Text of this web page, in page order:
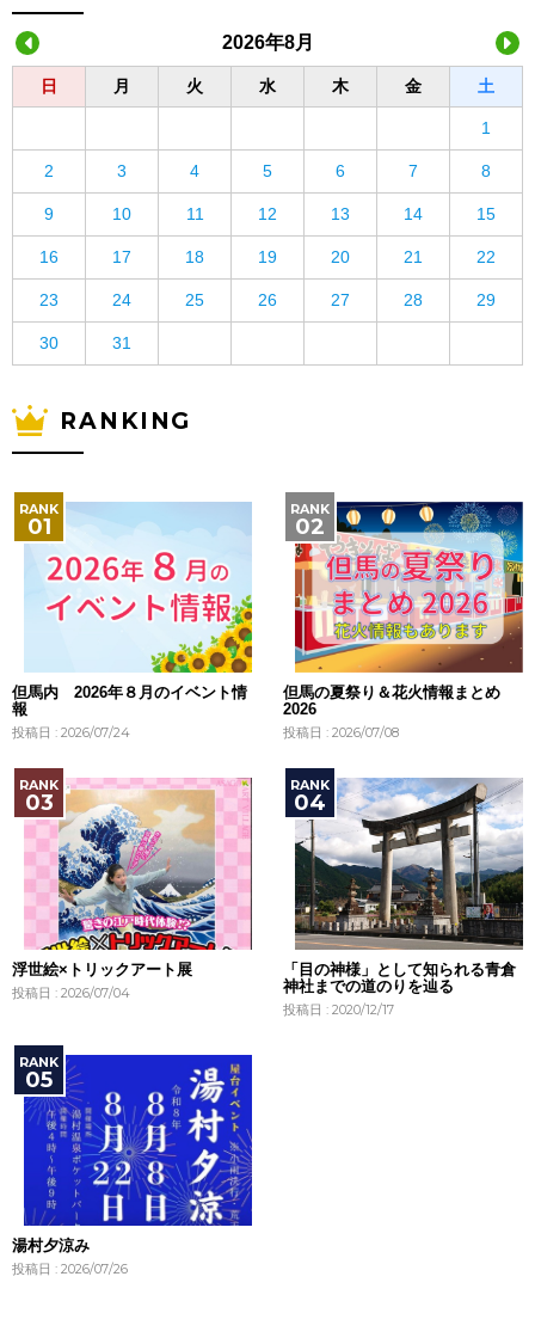
2026年8月
日 月 火 水 木 金 土
1
2 3 4 5 6 7 8
9 10 11 12 13 14 15
16 17 18 19 20 21 22
23 24 25 26 27 28 29
30 31
RANKING
但馬内 2026年８月のイベント情
報
投稿日 : 2026/07/24
但馬の夏祭り＆花火情報まとめ
2026
投稿日 : 2026/07/08
浮世絵×トリックアート展
投稿日 : 2026/07/04
「目の神様」として知られる青倉
神社までの道のりを辿る
投稿日 : 2020/12/17
湯村夕涼み
投稿日 : 2026/07/26